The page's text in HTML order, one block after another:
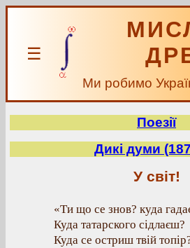
☰
Ми робимо
Поезії
Дикі думи
У світ!
«Ти що се знов? куда
Куда татарского сідлаєш?
Куда се остриш твій